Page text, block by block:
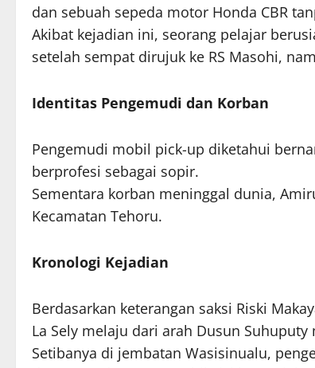
dan sebuah sepeda motor Honda CBR
Akibat kejadian ini, seorang pelajar
setelah sempat dirujuk ke RS Masohi,
Identitas Pengemudi dan Korban
Pengemudi mobil pick-up diketahui
berprofesi sebagai sopir.
Sementara korban meninggal dunia,
Kecamatan Tehoru.
Kronologi Kejadian
Berdasarkan keterangan saksi Riski
La Sely melaju dari arah Dusun
Setibanya di jembatan Wasisinualu,